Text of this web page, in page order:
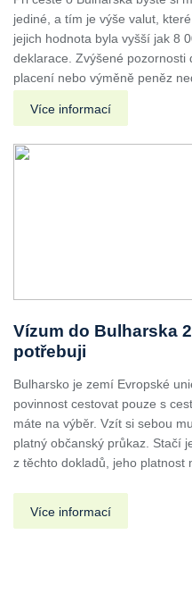
jediné, a tím je výše valut,
jejich hodnota byla vyšší jak 8
deklarace. Zvýšené pozornosti
placení nebo výměně peněz
Více informací
Vízum do Bulharska
potřebuji
Bulharsko je zemí Evropské
povinnost cestovat pouze s
máte na výběr. Vzít si sebou
platný občanský průkaz. Stačí
z těchto dokladů, jeho platnost
Více informací